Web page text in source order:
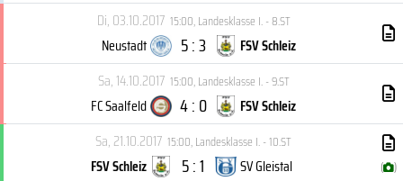
Di, 03.10.2017 15:00,Landesklasse I. - 8.ST
Neustadt 5 : 3
FSV Schleiz
Sa, 14.10.2017 15:00,Landesklasse I. - 9.ST
FC Saalfeld 4 : 0
FSV Schleiz
Sa, 21.10.2017 15:00,Landesklasse I. - 10.ST
FSV Schleiz 5 : 1 SV Gleistal ( )